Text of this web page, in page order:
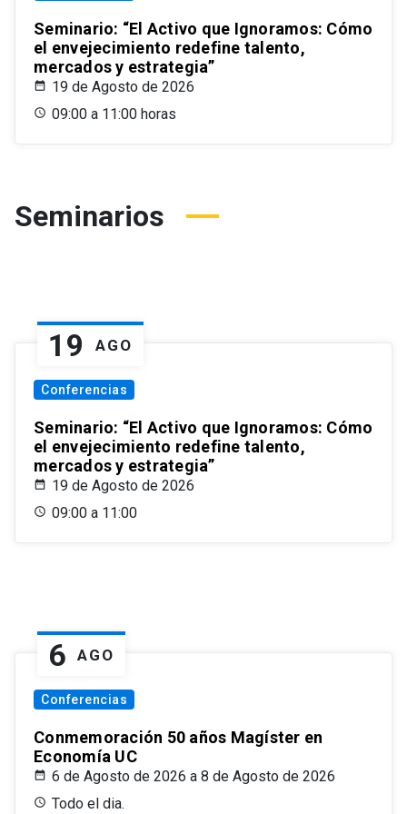
Seminario: “El Activo que Ignoramos: Cómo
el envejecimiento redefine talento,
mercados y estrategia”
19 de Agosto de 2026
09:00 a 11:00 horas
Seminarios
19 AGO
Conferencias
Seminario: “El Activo que Ignoramos: Cómo
el envejecimiento redefine talento,
mercados y estrategia”
19 de Agosto de 2026
09:00 a 11:00
6 AGO
Conferencias
Conmemoración 50 años Magíster en
Economía UC
6 de Agosto de 2026 a 8 de Agosto de 2026
Todo el dia.